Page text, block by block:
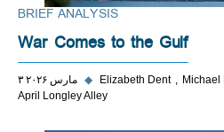
BRIEF ANALYSIS
War Comes to the Gulf
۳ مارس ۲۰۲۶ ◆ Elizabeth Dent Michael
April Longley Alley